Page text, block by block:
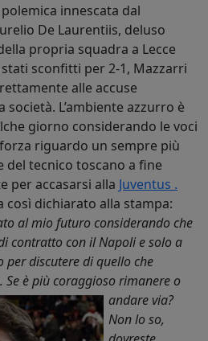
innescata dal
De Laurentiis, deluso
propria squadra a Lecce
sconfitti per 2-1, Mazzarri
alle accuse
L’ambiente azzurro è
giorno considerando le voci
riguardo un sempre più
del tecnico toscano a fine
per accasarsi alla Juventus .
così dichiarato alla stampa:
al mio futuro considerando che
contratto con il Napoli e solo a
per discutere di quello che
Se è più coraggioso rimanere o
andare via?
Nonlo so,